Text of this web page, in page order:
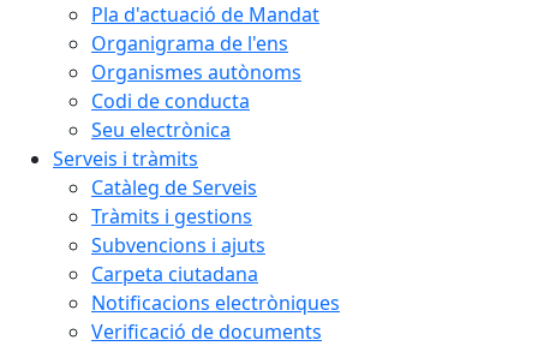
Pla d'actuació de Mandat
Organigrama de l'ens
Organismes autònoms
Codi de conducta
Seu electrònica
Serveis i tràmits
Catàleg de Serveis
Tràmits i gestions
Subvencions i ajuts
Carpeta ciutadana
Notificacions electròniques
Verificació de documents